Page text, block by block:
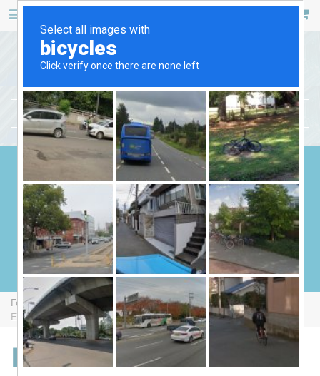
БЕНЗИНОВІ ГЕНЕРАТОРИ
ДИЗЕЛЬНІ ГЕНЕРАТОРИ
ГАЗОВІ ГЕНЕРАТОРИ
ЗВАРЮВАЛЬНІ ГЕНЕРАТОРИ
ГЕНЕРАТОРИ ВІД ВВП
Головна Бензинові Генератори
Endress ESE 606 HS-GT
ES
Endress ESE 606 HS-GT